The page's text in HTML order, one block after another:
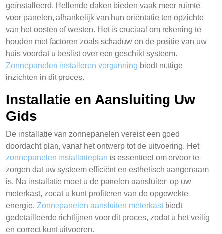
geïnstalleerd. Hellende daken bieden vaak meer ruimte
voor panelen, afhankelijk van hun oriëntatie ten opzichte
van het oosten of westen. Het is cruciaal om rekening te
houden met factoren zoals schaduw en de positie van uw
huis voordat u beslist over een geschikt systeem.
Zonnepanelen installeren vergunning biedt nuttige
inzichten in dit proces.
Installatie en Aansluiting Uw
Gids
De installatie van zonnepanelen vereist een goed
doordacht plan, vanaf het ontwerp tot de uitvoering. Het
zonnepanelen installatieplan is essentieel om ervoor te
zorgen dat uw systeem efficiënt en esthetisch aangenaam
is. Na installatie moet u de panelen aansluiten op uw
meterkast, zodat u kunt profiteren van de opgewekte
energie. Zonnepanelen aansluiten meterkastbiedt
gedetailleerde richtlijnen voor dit proces, zodat u het veilig
en correct kunt uitvoeren.